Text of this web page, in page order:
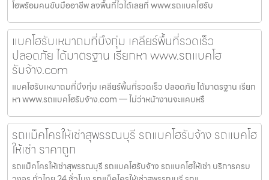
โฮพร้อมคนขับมืออาชีพ ลงพื้นที่ไวได้เลยที่ www.รถแบคโฮรับ
แบคโฮรับเหมาถมที่บึงกุ่ม เคลียร์พื้นที่รวดเร็ว
ปลอดภัย ได้มาตรฐาน เรียกหา www.รถแบคโฮ
รับจ้าง.com
แบคโฮรับเหมาถมที่บึงกุ่ม เคลียร์พื้นที่รวดเร็ว ปลอดภัย ได้มาตรฐาน เรียก
หา www.รถแบคโฮรับจ้าง.com — ไม่ว่าหน้างานจะแคบหรื
รถแม็คโครให้เช่าสุพรรณบุรี รถแบคโฮรับจ้าง รถแบคโฮ
ให้เช่า ราคาถูก
รถแม็คโครให้เช่าสุพรรณบุรี รถแบคโฮรับจ้าง รถแบคโฮให้เช่า บริการครบ